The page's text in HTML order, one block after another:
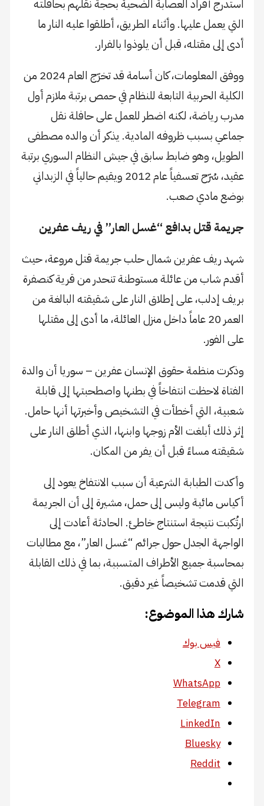
استدرج أفراد العصابة الضحية بحجة نقلهم بحافلته
التي يعمل عليها. وأثناء الطريق، أطلقوا عليه النار ما
أدى إلى مقتله، قبل أن يلوذوا بالفرار.
ووفق المعلومات، كان أسامة قد تخرّج العام 2024 من
الكلية الحربية التابعة للنظام في حمص برتبة ملازم أول
مدرب رياضة، لكنه اضطر للعمل على حافلة نقل
جماعي بسبب ظروفه المادية. يذكر أن والده مصطفى
الطويل، وهو ضابط سابق في جيش النظام السوري برتبة
عقيد، سُرّح تعسفياً عام 2012 ويقيم حالياً في الزبداني
بوضع مادي صعب.
جريمة قتل بدافع “غسل العار” في ريف عفرين
شهد ريف عفرين شمال حلب جريمة قتل مروعة، حيث
أقدم شاب من عائلة مستوطنة تنحدر من قرية كنصفرة
بريف إدلب، على إطلاق النار على شقيقته البالغة من
العمر 20 عاماً داخل منزل العائلة، ما أدى إلى مقتلها
على الفور.
وذكرت منظمة حقوق الإنسان عفرين – سوريا أن والدة
الفتاة لاحظت انتفاخاً في بطنها واصطحبتها إلى قابلة
شعبية، التي أخطأت في التشخيص وأخبرتها أنها حامل.
إثر ذلك أبلغت الأم زوجها وابنها، الذي أطلق النار على
شقيقته مساءً قبل أن يفر من المكان.
وأكدت الطبابة الشرعية أن سبب الانتفاخ يعود إلى
أكياس مائية وليس إلى حمل، مشيرة إلى أن الجريمة
ارتُكبت نتيجة استنتاج خاطئ. الحادثة أعادت إلى
الواجهة الجدل حول جرائم “غسل العار”، مع مطالبات
بمحاسبة جميع الأطراف المتسببة، بما في ذلك القابلة
التي قدمت تشخيصاً غير دقيق.
شارك هذا الموضوع:
فيس بوك
X
WhatsApp
Telegram
LinkedIn
Bluesky
Reddit